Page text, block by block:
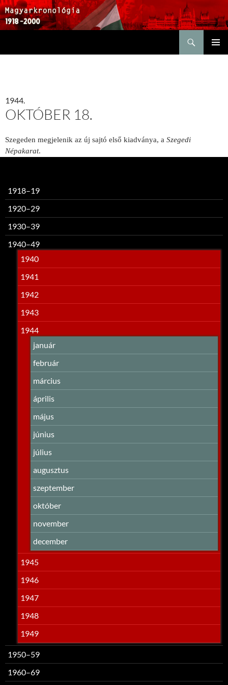
1944.
OKTÓBER 18.
Szegeden megjelenik az új sajtó első kiadványa, a Szegedi
Népakarat.
1918–19
1920–29
1930–39
1940–49
1940
1941
1942
1943
1944
január
február
március
április
május
június
július
augusztus
szeptember
október
november
december
1945
1946
1947
1948
1949
1950–59
1960–69